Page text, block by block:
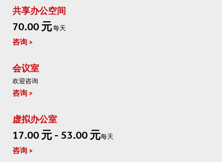
共享办公空间
70.00 元每天
咨询
会议室
欢迎咨询
咨询
虚拟办公室
17.00 元 - 53.00 元每天
咨询